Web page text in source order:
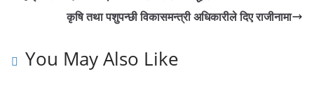
कृषि तथा पशुपन्छी विकासमन्त्री अधिकारीले दिए राजीनामा
You May Also Like